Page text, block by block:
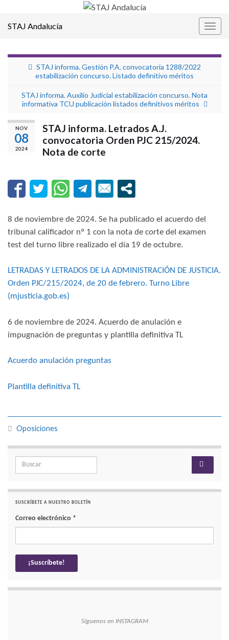
STAJ Andalucía
STAJ informa. Gestión P.A. convocatoria 1288/2022
estabilización concurso. Listado definitivo méritos
STAJ informa. Auxilio Judicial estabilización concurso. Nota
informativa TCU publicación listados definitivos méritos
NOV
08
2024
STAJ informa. Letrados A.J.
convocatoria Orden PJC 215/2024.
Nota de corte
8 de noviembre de 2024. Se ha publicado el acuerdo del
tribunal calificador nº 1 con la nota de corte del examen
test del turno libre realizado el día 19 de octubre.
LETRADAS Y LETRADOS DE LA ADMINISTRACIÓN DE JUSTICIA.
Orden PJC/215/2024, de 20 de febrero. Turno Libre
(mjusticia.gob.es)
6 de noviembre de 2024. Acuerdo de anulación e
impugnación de preguntas y plantilla definitiva TL
Acuerdo anulación preguntas
Plantilla definitiva TL
Oposiciones
Search for:
SUSCRÍBETE A NUESTRO BOLETÍN
Correo electrónico *
Síguenos en INSTAGRAM